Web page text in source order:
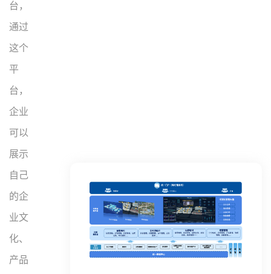
台，
通过
这个
平
台，
企业
可以
展示
自己
的企
业文
化、
产品